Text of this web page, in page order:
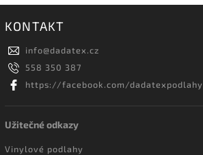
KONTAKT
info@dadatex.cz
558 350 387
https://facebook.com/dadatexpodlahy
Užitečné odkazy
Vinylové podlahy